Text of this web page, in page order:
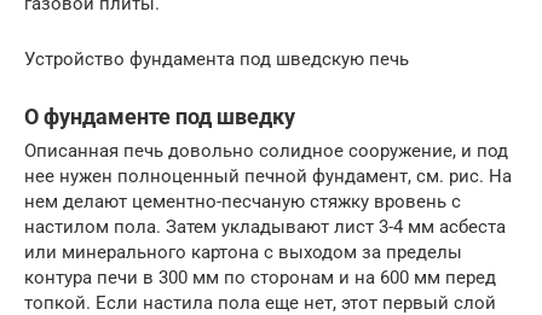
Устройство фундамента под шведскую печь
О фундаменте под шведку
Описанная печь довольно солидное сооружение, и под
нее нужен полноценный печной фундамент, см. рис. На
нем делают цементно-песчаную стяжку вровень с
настилом пола. Затем укладывают лист 3-4 мм асбеста
или минерального картона с выходом за пределы
контура печи в 300 мм по сторонам и на 600 мм перед
топкой. Если настила пола еще нет, этот первый слой